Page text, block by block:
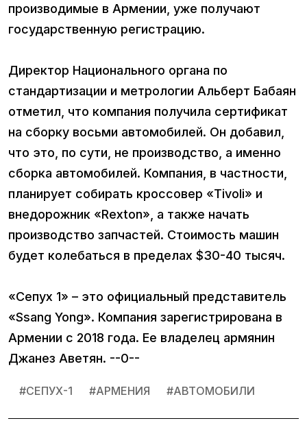
производимые в Армении, уже получают
государственную регистрацию.
Директор Национального органа по
стандартизации и метрологии Альберт Бабаян
отметил, что компания получила сертификат
на сборку восьми автомобилей. Он добавил,
что это, по сути, не производство, а именно
сборка автомобилей. Компания, в частности,
планирует собирать кроссовер «Tivoli» и
внедорожник «Rexton», а также начать
производство запчастей. Стоимость машин
будет колебаться в пределах $30-40 тысяч.
«Сепух 1» – это официальный представитель
«Ssang Yong». Компания зарегистрирована в
Армении с 2018 года. Ее владелец армянин
Джанез Аветян. --0--
#СЕПУХ-1 #АРМЕНИЯ #АВТОМОБИЛИ